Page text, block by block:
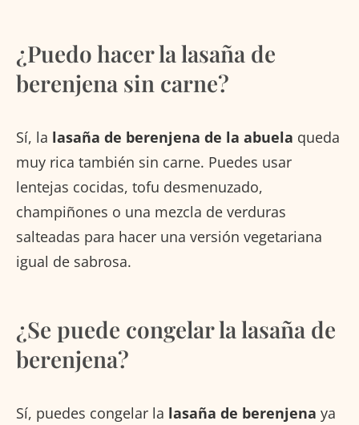
¿Puedo hacer la lasaña de
berenjena sin carne?
Sí, la lasaña de berenjena de la abuela queda
muy rica también sin carne. Puedes usar
lentejas cocidas, tofu desmenuzado,
champiñones o una mezcla de verduras
salteadas para hacer una versión vegetariana
igual de sabrosa.
¿Se puede congelar la lasaña de
berenjena?
Sí, puedes congelar la lasaña de berenjena ya